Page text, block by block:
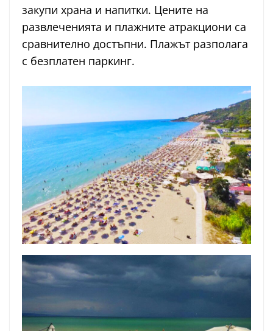
закупи храна и напитки. Цените на
развлеченията и плажните атракциони са
сравнително достъпни. Плажът разполага
с безплатен паркинг.